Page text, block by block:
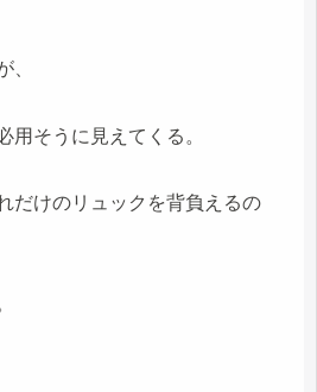
、
用そうに見えてくる。
だけのリュックを背負えるの